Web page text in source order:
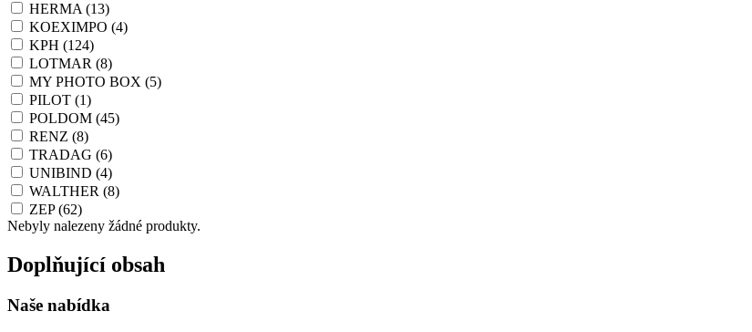
HERMA(13)
KOEXIMPO (4)
KPH (124)
LOTMAR (8)
MY PHOTO BOX (5)
PILOT (1)
POLDOM (45)
RENZ (8)
TRADAG (6)
UNIBIND (4)
WALTHER (8)
ZEP(62)
Nebyly nalezeny žádné produkty.
Doplňující obsah
Naše nabídka